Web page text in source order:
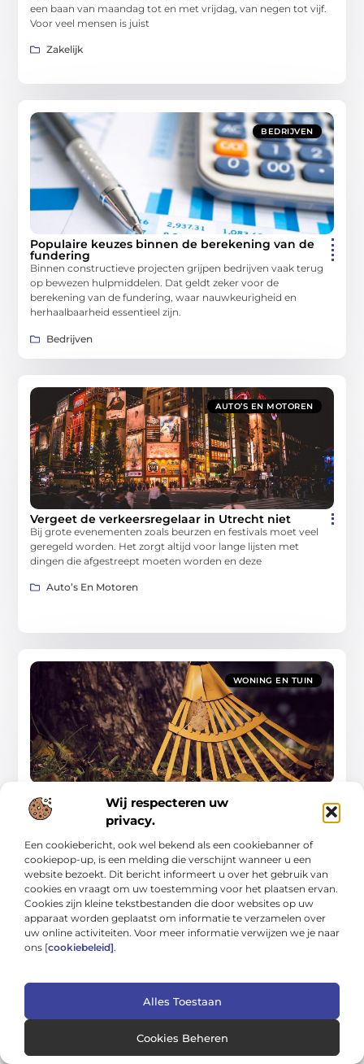
Wij respecteren uw
privacy.
Een cookiebericht, ook wel bekend als een cookiebanner of
cookiepop-up, is een melding die verschijnt wanneer u een
website bezoekt. Dit bericht informeert u over het gebruik van
cookies en vraagt om uw toestemming voor het plaatsen ervan.
Cookies zijn kleine tekstbestanden die door websites op uw
apparaat worden geplaatst om informatie te verzamelen over
uw online activiteiten. Voor meer informatie verwijzen we je naar
ons [cookiebeleid].
Alles Toestaan
Cookies Beheren
een baan van maandag tot en met vrijdag, van negen tot vijf.
Voor veel mensen is juist
Zakelijk
BEDRIJVEN
Populaire keuzes binnen de berekening van de
fundering
Binnen constructieve projecten grijpen bedrijven vaak terug
op bewezen hulpmiddelen. Dat geldt zeker voor de
berekening van de fundering, waar nauwkeurigheid en
herhaalbaarheid essentieel zijn.
Bedrijven
AUTO’S EN MOTOREN
Vergeet de verkeersregelaar in Utrecht niet
Bij grote evenementen zoals beurzen en festivals moet veel
geregeld worden. Het zorgt altijd voor lange lijsten met
dingen die afgestreept moeten worden en deze
Auto’s En Motoren
WONING EN TUIN
schoonmaak tot tuinwerk
Een huis dat soepel draait, voelt rustiger aan en kost minder
Woning En Tuin